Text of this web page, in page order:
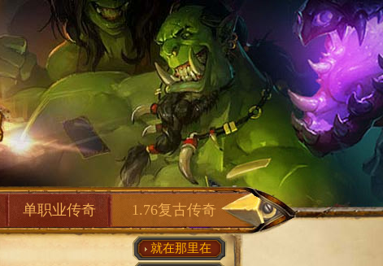
单职业传奇 1.76复古传奇
就在那里在